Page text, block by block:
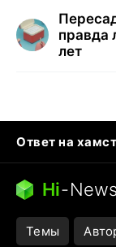
правда
лет
Ответ на
Бензин 100 и
Следующая
Hi-
Темы